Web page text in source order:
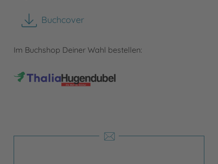
Buchcover
herunterladen
Im Buchshop Deiner Wahl bestellen: